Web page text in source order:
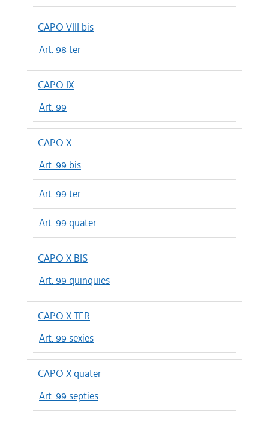
CAPO VIII bis
Art. 98 ter
CAPO IX
Art. 99
CAPO X
Art. 99 bis
Art. 99 ter
Art. 99 quater
CAPO X BIS
Art. 99 quinquies
CAPO X TER
Art. 99 sexies
CAPO X quater
Art. 99 septies